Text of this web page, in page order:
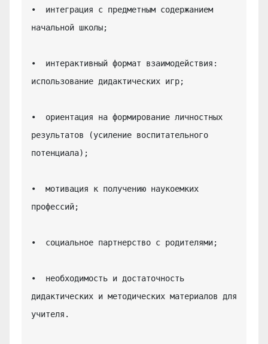
•  интеграция с предметным содержанием
начальной школы;
•  интерактивный формат взаимодействия:
использование дидактических игр;
•  ориентация на формирование личностных
результатов (усиление воспитательного
потенциала);
•  мотивация к получению наукоемких
профессий;
•  социальное партнерство с родителями;
•  необходимость и достаточность
дидактических и методических материалов для
учителя.